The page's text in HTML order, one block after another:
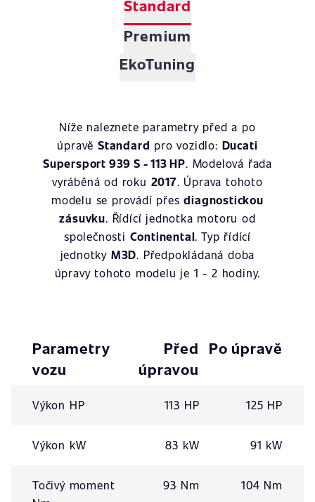
Standard
Premium
EkoTuning
Níže naleznete parametry před a po
úpravěStandard pro vozidlo: Ducati
Supersport 939 S - 113 HP. Modelová řada
vyráběná od roku 2017. Úprava tohoto
modelu se provádí přesdiagnostickou
zásuvku. Řídící jednotka motoru od
společnosti Continental. Typ řídící
jednotky M3D. Předpokládaná doba
úpravy tohoto modelu je 1 - 2 hodiny.
Parametry
vozu
Před
úpravou
Po úpravě
Výkon HP 113 HP 125 HP
Výkon kW 83 kW 91 kW
Točivý moment
93 Nm 104 Nm